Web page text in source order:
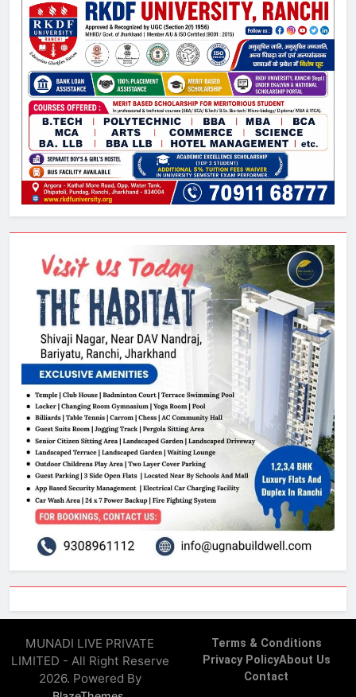
MUNADI LIVE PRIVATE
LIMITED - All Right Reserve
2026. Powered By
Terms & Conditions
Privacy PolicyAbout Us
Contact